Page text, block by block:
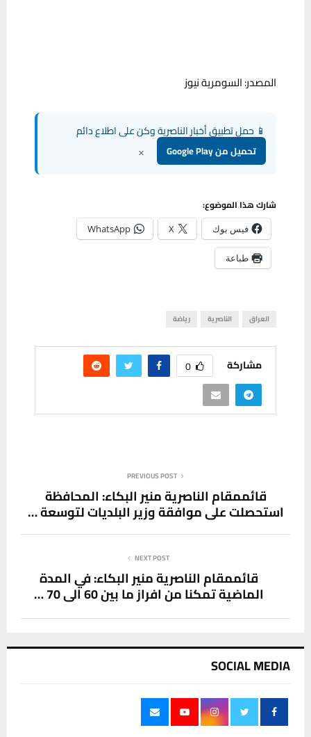
المصدر: السومرية نيوز
📱 حمل تطبيق أخبار الناصرية وكن على اطلاع دائم
تحميل من Google Play ×
شارك هذا الموضوع:
فيس بوك X
WhatsApp
طباعة
العراق الناصرية رياضة
مشاركة 0
PREVIOUS POST
قائممقام الناصرية منير البكاء: المحافظة
استحصلت على موافقة وزير البلديات لتوسعة …
NEXT POST
قائممقام الناصرية منير البكاء: في المدة
الماضية تمكنا من افراز ما بين 60 الى 70 …
SOCIAL MEDIA